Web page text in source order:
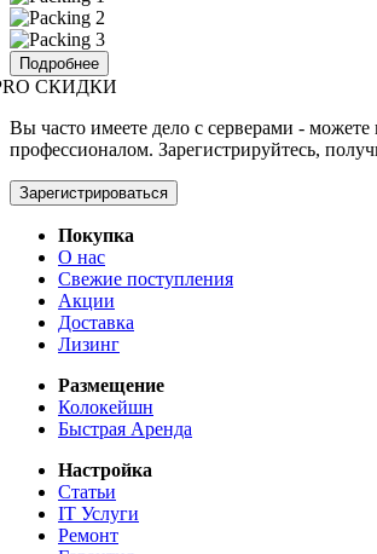
Подробнее
СКИДКИ
Вы часто имеете дело с серверами - можете
профессионалом. Зарегистрируйтесь,
Зарегистрироваться
Покупка
О нас
Свежие поступления
Акции
Доставка
Лизинг
Размещение
Колокейшн
Быстрая Аренда
Настройка
Статьи
IT Услуги
Ремонт